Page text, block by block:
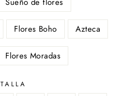
Flores Boho Azteca
Flores Moradas
TALLA